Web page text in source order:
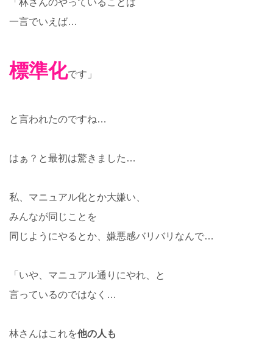
「林さんのやっていることは
一言でいえば…
標準化です」
と言われたのですね…
はぁ？と最初は驚きました…
私、マニュアル化とか大嫌い、
みんなが同じことを
同じようにやるとか、嫌悪感バリバリなんで…
「いや、マニュアル通りにやれ、と
言っているのではなく…
林さんはこれを他の人も